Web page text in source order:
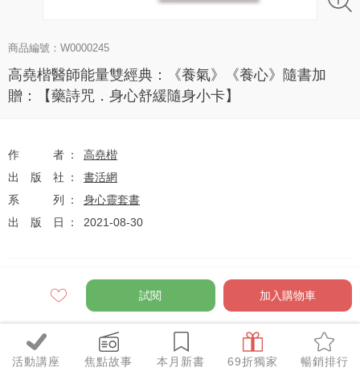
活動講座 焦點故事 本月新書 69折獨家 暢銷排行
商品編號：W0000245
高堯楷醫師能量雙經典：《養氣》《養心》隨書加
贈：【藥詩咒．身心舒緩隨身小卡】
作者
高堯楷
出版社
書活網
系列
身心靈套書
出版日
2021-08-30
定價 $690
75折$517元
分享至
試閱 加入購物車